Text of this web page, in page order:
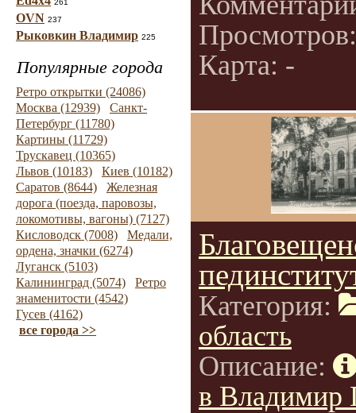
261
OVN 237
Рыковкин Владимир 225
Популярные города
Ретро открытки (24086)
Москва (12939)
Санкт-
Петербург (11780)
Картины (11729)
Трускавец (10365)
Львов (10183)
Киев (10182)
Саратов (8644)
Железная
дорога (поезда, паровозы,
локомотивы, вагоны) (7127)
Кисловодск (7008)
Медали,
ордена, значки (6274)
Луганск (5103)
Калининград (5074)
Ретро
знаменитости (4542)
Гусев (4162)
все города >>
Карта: -
Категория:
область
Описание:
в Владимир